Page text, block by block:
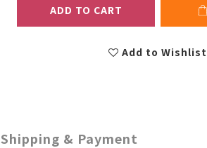
ADD TO CART
Add to Wishlist
Shipping & Payment